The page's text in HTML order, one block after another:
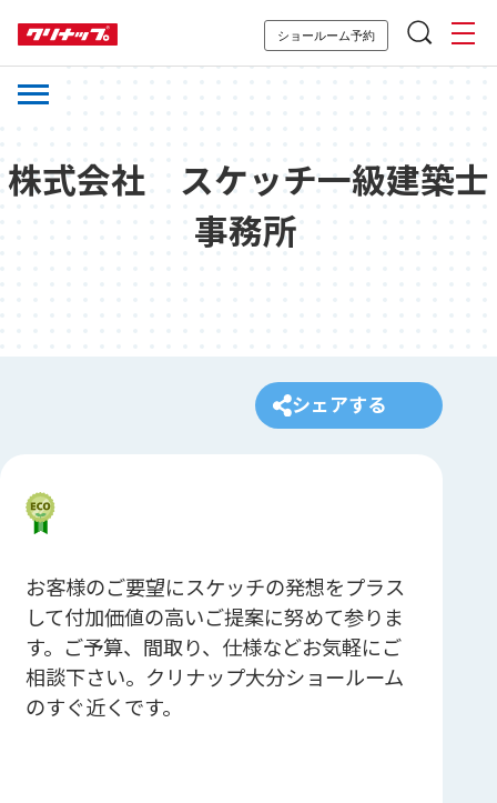
ショールーム予約
株式会社 スケッチ一級建築士
事務所
シェアする
お客様のご要望にスケッチの発想をプラス
して付加価値の高いご提案に努めて参りま
す。ご予算、間取り、仕様などお気軽にご
相談下さい。クリナップ大分ショールーム
のすぐ近くです。